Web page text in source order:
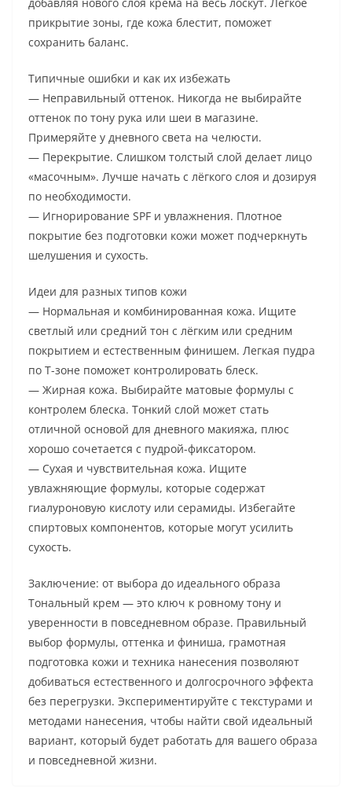
прикрытие зоны, где кожа блестит, поможет
сохранить баланс.
Типичные ошибки и как их избежать
— Неправильный оттенок. Никогда не выбирайте
оттенок по тону рука или шеи в магазине.
Примеряйте у дневного света на челюсти.
— Перекрытие. Слишком толстый слой делает лицо
«масочным». Лучше начать с лёгкого слоя и дозируя
по необходимости.
— Игнорирование SPF и увлажнения. Плотное
покрытие без подготовки кожи может подчеркнуть
шелушения и сухость.
Идеи для разных типов кожи
— Нормальная и комбинированная кожа. Ищите
светлый или средний тон с лёгким или средним
покрытием и естественным финишем. Легкая пудра
по Т-зоне поможет контролировать блеск.
— Жирная кожа. Выбирайте матовые формулы с
контролем блеска. Тонкий слой может стать
отличной основой для дневного макияжа, плюс
хорошо сочетается с пудрой-фиксатором.
— Сухая и чувствительная кожа. Ищите
увлажняющие формулы, которые содержат
гиалуроновую кислоту или серамиды. Избегайте
спиртовых компонентов, которые могут усилить
сухость.
Заключение: от выбора до идеального образа
Тональный крем — это ключ к ровному тону и
уверенности в повседневном образе. Правильный
выбор формулы, оттенка и финиша, грамотная
подготовка кожи и техника нанесения позволяют
добиваться естественного и долгосрочного эффекта
без перегрузки. Экспериментируйте с текстурами и
методами нанесения, чтобы найти свой идеальный
вариант, который будет работать для вашего образа
и повседневной жизни.